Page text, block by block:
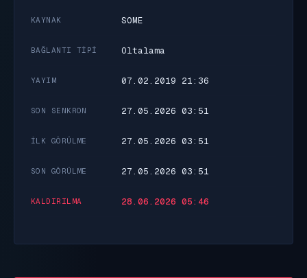
KAYNAK SOME
BAĞLANTI TIPI Oltalama
YAYIM 07.02.2019 21:36
SON SENKRON 27.05.2026 03:51
İLK GÖRÜLME 27.05.2026 03:51
SON GÖRÜLME 27.05.2026 03:51
KALDIRILMA 28.06.2026 05:46